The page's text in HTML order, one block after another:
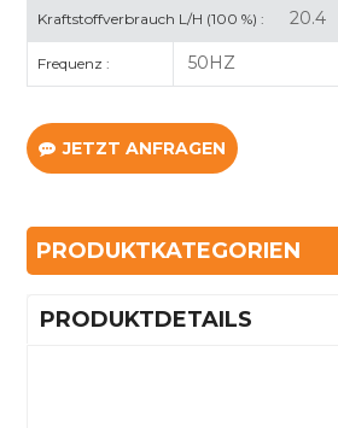
Kraftstoffverbrauch L/H (100 %) : 20.4
Frequenz : 50HZ
JETZT ANFRAGEN
PRODUKTKATEGORIEN
PRODUKTDETAILS